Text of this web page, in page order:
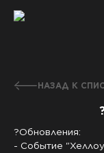
НАЗАД К
?Обновления:
- Событие